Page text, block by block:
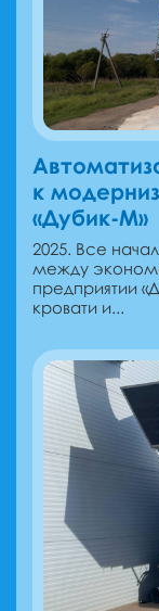
к
«Дубик-М»
2025. Все
между
предприятии
кровати и...